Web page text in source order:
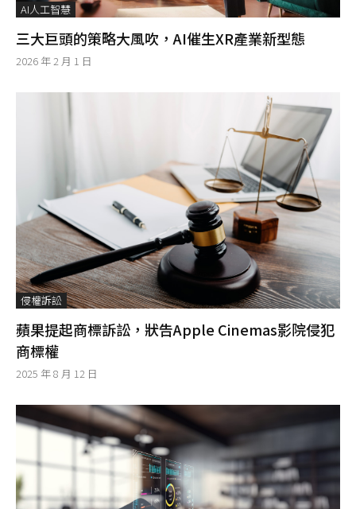
AI人工智慧
三大巨頭的策略大風吹，AI催生XR產業新型態
2026 年 2 月 1 日
侵權訴訟
蘋果提起商標訴訟，狀告Apple Cinemas影院侵犯
商標權
2025 年 8 月 12 日